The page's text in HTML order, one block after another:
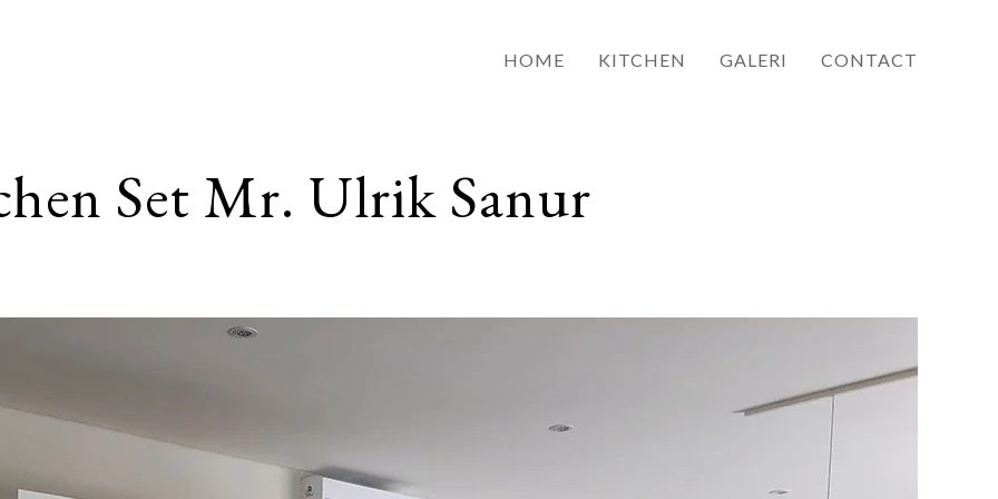
HOME KITCHEN GALERI CONTACT
Set Mr. Ulrik Sanur